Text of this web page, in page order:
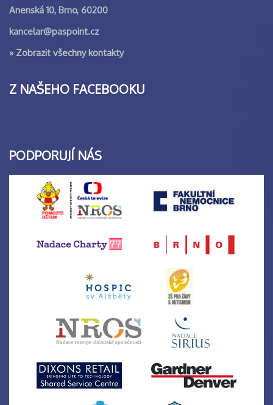
Anenská 10, Brno, 60200
kancelar@paspoint.cz
» Zobrazit všechny kontakty
Z NAŠEHO FACEBOOKU
PODPORUJÍ NÁS